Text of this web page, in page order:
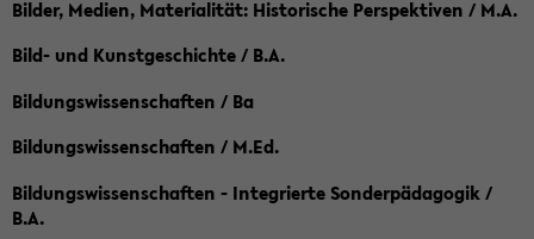
Bilder, Medien, Materialität: Historische Perspektiven / M.A.
Bild- und Kunstgeschichte / B.A.
Bildungswissenschaften / Ba
Bildungswissenschaften / M.Ed.
Bildungswissenschaften - Integrierte Sonderpädagogik /
B.A.